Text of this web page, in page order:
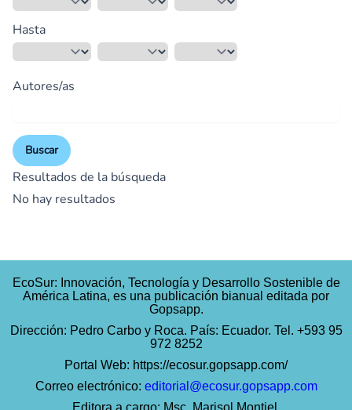
Hasta
Autores/as
Buscar
Resultados de la búsqueda
No hay resultados
EcoSur: Innovación, Tecnología y Desarrollo Sostenible de
América Latina, es una publicación bianual editada por
Gopsapp.
Dirección: Pedro Carbo y Roca. País: Ecuador. Tel. +593 95
972 8252
Portal Web: https://ecosur.gopsapp.com/
Correo electrónico: editorial@ecosur.gopsapp.com
Editora a cargo: Msc. Marisol Montiel.